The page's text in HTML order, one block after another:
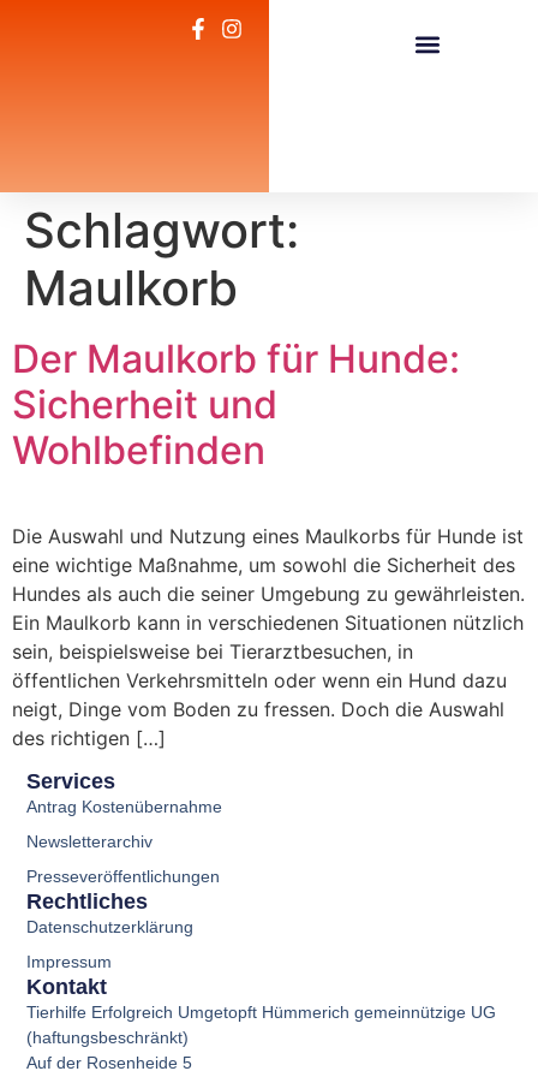
Schlagwort:
Maulkorb
Der Maulkorb für Hunde:
Sicherheit und
Wohlbefinden
Die Auswahl und Nutzung eines Maulkorbs für Hunde ist
eine wichtige Maßnahme, um sowohl die Sicherheit des
Hundes als auch die seiner Umgebung zu gewährleisten.
Ein Maulkorb kann in verschiedenen Situationen nützlich
sein, beispielsweise bei Tierarztbesuchen, in
öffentlichen Verkehrsmitteln oder wenn ein Hund dazu
neigt, Dinge vom Boden zu fressen. Doch die Auswahl
des richtigen […]
Services
Antrag Kostenübernahme
Newsletterarchiv
Presseveröffentlichungen
Rechtliches
Datenschutzerklärung
Impressum
Kontakt
Tierhilfe Erfolgreich Umgetopft Hümmerich gemeinnützige UG
(haftungsbeschränkt)
Auf der Rosenheide 5